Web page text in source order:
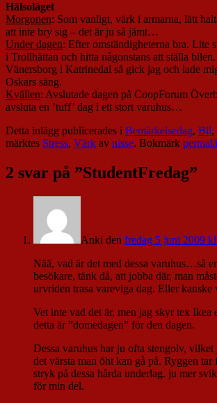
Hälsoläget
Morgonen: Som vanligt, värk i armarna, lätt
att inte bry sig – det är ju så jämt…
Under dagen: Efter omständigheterna bra. Lite
i Trollhättan och hitta någonstans att ställa
Vänersborg i Katrinedal så gick jag och lade
Oskars säng.
Kvällen: Avslutade dagen på CoopForum
avsluta en ’tuff’ dag i ett stort varuhus…
Detta inlägg publicerades i Bemärkelsedag, Bil,
märktes Stress, Värk av nisse. Bokmärk
2 svar på ”StudentFredag”
Anki den fredag 5 juni 2009
Nää, vad är det med dessa varuhus…så
besökare, tänk då, att jobba där, man
urvriden trasa vareviga dag. Eller kanske
Vet inte vad det är, men jag skyr tex Ikea
detta är ”domedagen” för den dagen.
Dessa varuhus har ju ofta stengolv,
det värsta man öht kan gå på. Ryggen
stryk på dessa hårda underlag. ju mer
för min del.